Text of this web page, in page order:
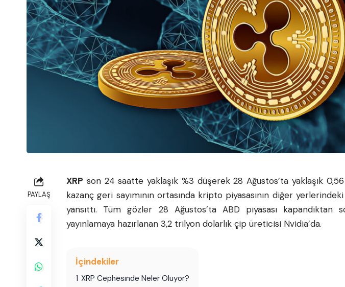
PAYLAŞ
XRP son 24 saatte yaklaşık %3 düşerek 28 Ağustos’ta yaklaşık
kazanç geri sayımının ortasında kripto piyasasının diğer
yansıttı. Tüm gözler 28 Ağustos’ta ABD piyasası kapandıktan
yayınlamaya hazırlanan 3,2 trilyon dolarlık çip üreticisi Nvidia’da.
İçindekiler
1 XRP Cephesinde Neler Oluyor?